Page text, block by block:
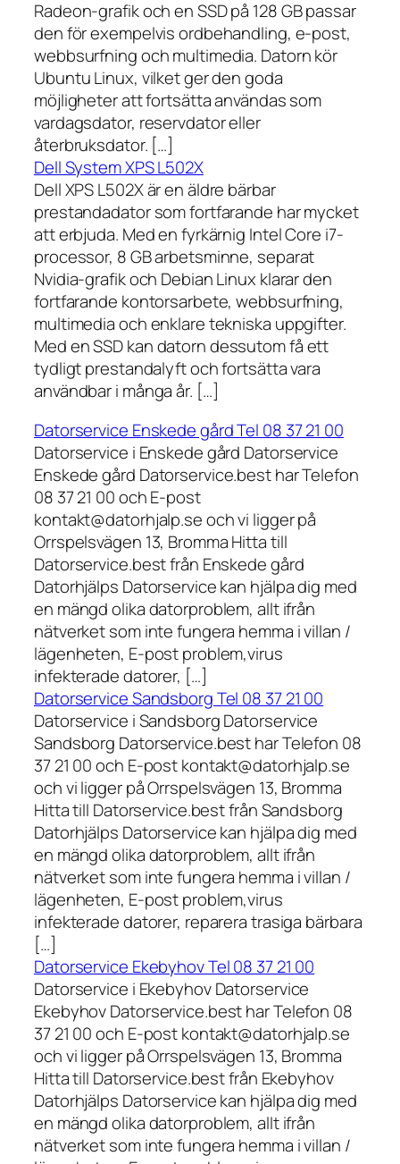
Radeon-grafik och en SSD på 128 GB passar
den för exempelvis ordbehandling, e-post,
webbsurfning och multimedia. Datorn kör
Ubuntu Linux, vilket ger den goda
möjligheter att fortsätta användas som
vardagsdator, reservdator eller
återbruksdator. […]
Dell System XPS L502X
Dell XPS L502X är en äldre bärbar
prestandadator som fortfarande har mycket
att erbjuda. Med en fyrkärnig Intel Core i7-
processor, 8 GB arbetsminne, separat
Nvidia-grafik och Debian Linux klarar den
fortfarande kontorsarbete, webbsurfning,
multimedia och enklare tekniska uppgifter.
Med en SSD kan datorn dessutom få ett
tydligt prestandalyft och fortsätta vara
användbar i många år. […]
Datorservice Enskede gård Tel 08 37 21 00
Datorservice i Enskede gård Datorservice
Enskede gård Datorservice.best har Telefon
08 37 21 00 och E-post
kontakt@datorhjalp.se och vi ligger på
Orrspelsvägen 13, Bromma Hitta till
Datorservice.best från Enskede gård
Datorhjälps Datorservice kan hjälpa dig med
en mängd olika datorproblem, allt ifrån
nätverket som inte fungera hemma i villan /
lägenheten, E-post problem,virus
infekterade datorer, […]
Datorservice Sandsborg Tel 08 37 21 00
Datorservice i Sandsborg Datorservice
Sandsborg Datorservice.best har Telefon 08
37 21 00 och E-post kontakt@datorhjalp.se
och vi ligger på Orrspelsvägen 13, Bromma
Hitta till Datorservice.best från Sandsborg
Datorhjälps Datorservice kan hjälpa dig med
en mängd olika datorproblem, allt ifrån
nätverket som inte fungera hemma i villan /
lägenheten, E-post problem,virus
infekterade datorer, reparera trasiga bärbara
[…]
Datorservice Ekebyhov Tel 08 37 21 00
Datorservice i Ekebyhov Datorservice
Ekebyhov Datorservice.best har Telefon 08
37 21 00 och E-post kontakt@datorhjalp.se
och vi ligger på Orrspelsvägen 13, Bromma
Hitta till Datorservice.best från Ekebyhov
Datorhjälps Datorservice kan hjälpa dig med
en mängd olika datorproblem, allt ifrån
nätverket som inte fungera hemma i villan /